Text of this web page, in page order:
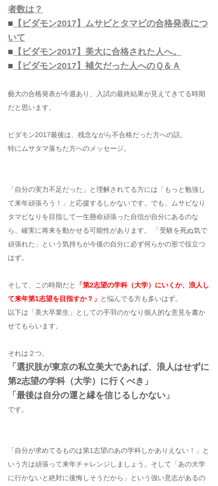
者数は？
■ 【ビダモン2017】ムサビとタマビの合格発表につ
いて
■ 【ビダモン2017】美大に合格された人へ。
■ 【ビダモン2017】補欠だった人へのＱ＆Ａ
藝大の合格発表が今週あり、入試の最終結果が見えてきてる時期
だと思います。
ビダモン2017最後は、残念ながら不合格だった方への話。
特にムサタマ落ちた方へのメッセージ。
「自分の実力不足だった」と理解されてる方には「もっと勉強し
て来年頑張ろう！」と応援するしかないです。でも、ムサビなり
タマビなりを目指して一生懸命頑張った自信が自分にあるのな
ら、確実に将来を動かせる可能性があります。 「受験を死ぬ気で
頑張れた」という気持ちが今後の自分に必ず何らかの形で役立つ
はず。
そして、この時期だと
「第2志望の学科（大学）にいくか、浪人し
て来年第1志望を目指すか？」 と悩んでる方も多いはず。
以下は「美大卒業生」としての手羽のかなり個人的な意見を書か
せてもらいます。
それは２つ。
「選択肢が東京の私立美大であれば、浪人はせずに
第2志望の学科（大学）に行くべき」
「最後は自分の運と縁を信じるしかない」
です。
「自分が求めてるものは第1志望のあの学科しかありえない！」と
いう方は頑張って来年チャレンジしましょう。そして「あの大学
に行かないと絶対に後悔しそうだから」という強い意志があるの